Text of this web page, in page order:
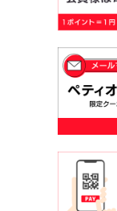
ペ
お
首
ベッ
食
替
じゃらし
返